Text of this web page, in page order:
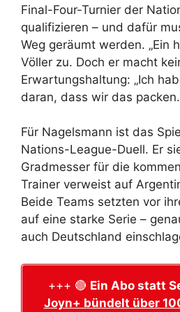
Final-Four-Turnier der
qualifizieren – und dafür
Weg geräumt werden. „Ein
Völler zu. Doch er macht
Erwartungshaltung: „Ich
daran, dass wir das
Für Nagelsmann ist das
Nations-League-Duell. Er
Gradmesser für die
Trainer verweist auf
Beide Teams setzten vor
auf eine starke Serie –
auch Deutschland
+++ 🔴 Ein Abo statt
Joyn+ bündelt über